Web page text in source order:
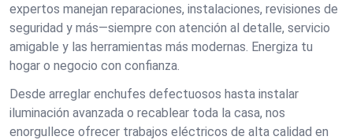
expertos manejan reparaciones, instalaciones, revisiones de
seguridad y más—siempre con atención al detalle, servicio
amigable y las herramientas más modernas. Energiza tu
hogar o negocio con confianza.
Desde arreglar enchufes defectuosos hasta instalar
iluminación avanzada o recablear toda la casa, nos
enorgullece ofrecer trabajos eléctricos de alta calidad en